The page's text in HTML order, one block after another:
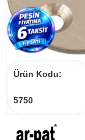
Ürün Kodu:
5750